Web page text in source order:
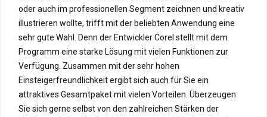
oder auch im professionellen Segment zeichnen und kreativ
illustrieren wollte, trifft mit der beliebten Anwendung eine
sehr gute Wahl. Denn der Entwickler Corel stellt mit dem
Programm eine starke Lösung mit vielen Funktionen zur
Verfügung. Zusammen mit der sehr hohen
Einsteigerfreundlichkeit ergibt sich auch für Sie ein
attraktives Gesamtpaket mit vielen Vorteilen. Überzeugen
Sie sich gerne selbst von den zahlreichen Stärken der